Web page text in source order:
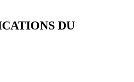
DU